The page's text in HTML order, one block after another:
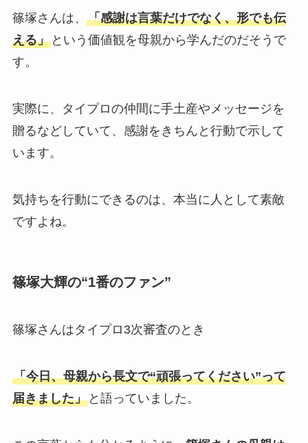
篠塚さんは、 「感謝は言葉だけでなく、形でも伝
える」という価値観を母親から学んだのだそうで
す。
実際に、タイプロの仲間に手土産やメッセージを
贈るなどしていて、感謝をきちんと行動で示して
います。
気持ちを行動にできるのは、本当に人として素敵
ですよね。
篠塚大輝の“1番のファン”
篠塚さんはタイプロ3次審査のとき
「今日、母親から長文で“頑張ってください”って
届きました」と語っていました。